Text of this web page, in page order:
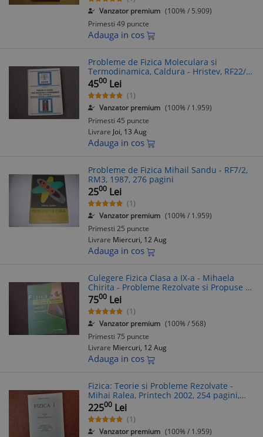
Vanzator premium (100% / 5.909)
Primesti 49 puncte
Adauga in cos
Probleme de Fizica Moleculara si
Termodinamica, Caldura - Hristev, RF22/4,
1974 - Culegere Exercitii
4500 Lei
(1)
Vanzator premium (100% / 1.959)
Primesti 45 puncte
Livrare Joi, 13 Aug
Adauga in cos
Probleme de Fizica Mihail Sandu - RF7/2,
RM3, 1987, 276 pagini
2500 Lei
(1)
Vanzator premium (100% / 1.959)
Primesti 25 puncte
Livrare Miercuri, 12 Aug
Adauga in cos
Culegere Fizica Clasa a IX-a - Mihaela
Chirita - Probleme Rezolvate si Propuse -
Editura Tamar - Stare Foarte Buna
7500 Lei
(1)
Vanzator premium (100% / 568)
Primesti 75 puncte
Livrare Miercuri, 12 Aug
Adauga in cos
Fizica: Teorie si Probleme Rezolvate -
Mihai Ralea, Printech 2002, 254 pagini,
Algebra Superioara
22500 Lei
(1)
Vanzator premium (100% / 1.959)